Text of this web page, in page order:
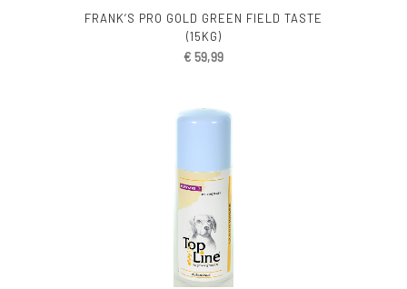
FRANK’S PRO GOLD GREEN FIELD TASTE
(15KG)
€ 59,99